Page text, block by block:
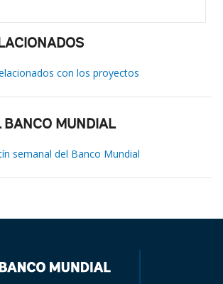
con los proyectos
BANCO MUNDIAL
semanal del Banco Mundial